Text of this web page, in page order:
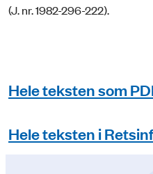
(J. nr. 1982-296-222).
Hele teksten som
Hele teksten i